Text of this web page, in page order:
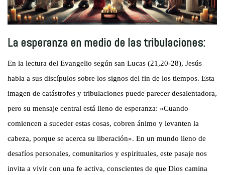
La esperanza en medio de las tribulaciones:
En la lectura del Evangelio según san Lucas (21,20-28), Jesús
habla a sus discípulos sobre los signos del fin de los tiempos. Esta
imagen de catástrofes y tribulaciones puede parecer desalentadora,
pero su mensaje central está lleno de esperanza: «Cuando
comiencen a suceder estas cosas, cobren ánimo y levanten la
cabeza, porque se acerca su liberación». En un mundo lleno de
desafíos personales, comunitarios y espirituales, este pasaje nos
invita a vivir con una fe activa, conscientes de que Dios camina